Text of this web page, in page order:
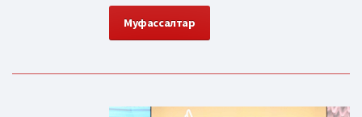
Муфассалтар